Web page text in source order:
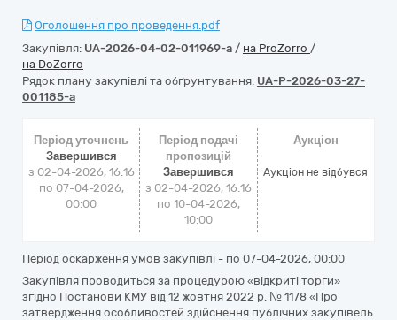
Оголошення про проведення.pdf
Закупівля: UA-2026-04-02-011969-a / на ProZorro /
на DoZorro
Рядок плану закупівлі та обґрунтування: UA-P-2026-03-27-
001185-a
Період уточнень
Завершився
з 02-04-2026, 16:16
по 07-04-2026,
00:00
Період подачі
пропозицій
Завершився
з 02-04-2026, 16:16
по 10-04-2026,
10:00
Аукціон
Аукціон не відбувся
Період оскарження умов закупівлі - по 07-04-2026, 00:00
Закупівля проводиться за процедурою «відкриті торги»
згідно Постанови КМУ від 12 жовтня 2022 р. № 1178 «Про
затвердження особливостей здійснення публічних закупівель